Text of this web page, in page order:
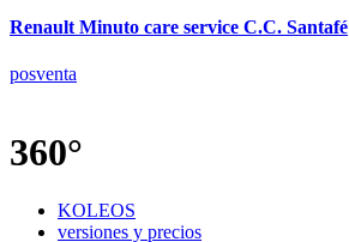
Renault Minuto care service C.C. Santafé
posventa
360°
KOLEOS
versiones y precios